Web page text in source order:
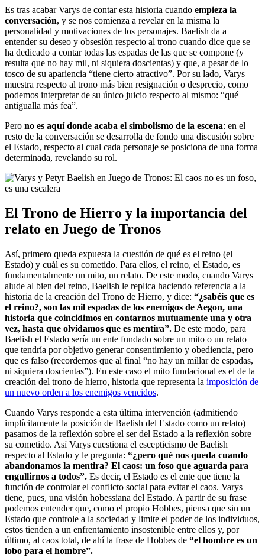
Es tras acabar Varys de contar esta historia cuando empieza la
conversación, y se nos comienza a revelar en la misma la
personalidad y motivaciones de los personajes. Baelish da a
entender su deseo y obsesión respecto al trono cuando dice que se
ha dedicado a contar todas las espadas de las que se compone (y
resulta que no hay mil, ni siquiera doscientas) y que, a pesar de lo
tosco de su apariencia “tiene cierto atractivo”. Por su lado, Varys
muestra respecto al trono más bien resignación o desprecio, como
podemos interpretar de su único juicio respecto al mismo: “qué
antigualla más fea”.
Pero no es aquí donde acaba el simbolismo de la escena: en el
resto de la conversación se desarrolla de fondo una discusión sobre
el Estado, respecto al cual cada personaje se posiciona de una forma
determinada, revelando su rol.
El Trono de Hierro y la importancia del
relato en Juego de Tronos
Así, primero queda expuesta la cuestión de qué es el reino (el
Estado) y cuál es su cometido. Para ellos, el reino, el Estado, es
fundamentalmente un mito, un relato. De este modo, cuando Varys
alude al bien del reino, Baelish le replica haciendo referencia a la
historia de la creación del Trono de Hierro, y dice: “¿sabéis que es
el reino?, son las mil espadas de los enemigos de Aegon, una
historia que coincidimos en contarnos mutuamente una y otra
vez, hasta que olvidamos que es mentira”. De este modo, para
Baelish el Estado sería un ente fundado sobre un mito o un relato
que tendría por objetivo generar consentimiento y obediencia, pero
que es falso (recordemos que al final “no hay un millar de espadas,
ni siquiera doscientas”). En este caso el mito fundacional es el de la
creación del trono de hierro, historia que representa la imposición de
un nuevo orden a los enemigos vencidos.
Cuando Varys responde a esta última intervención (admitiendo
implícitamente la posición de Baelish del Estado como un relato)
pasamos de la reflexión sobre el ser del Estado a la reflexión sobre
su cometido. Así Varys cuestiona el escepticismo de Baelish
respecto al Estado y le pregunta: “¿pero qué nos queda cuando
abandonamos la mentira? El caos: un foso que aguarda para
engullirnos a todos”. Es decir, el Estado es el ente que tiene la
función de controlar el conflicto social para evitar el caos. Varys
tiene, pues, una visión hobessiana del Estado. A partir de su frase
podemos entender que, como el propio Hobbes, piensa que sin un
Estado que controle a la sociedad y limite el poder de los individuos,
estos tienden a un enfrentamiento insostenible entre ellos y, por
último, al caos total, de ahí la frase de Hobbes de “el hombre es un
lobo para el hombre”.